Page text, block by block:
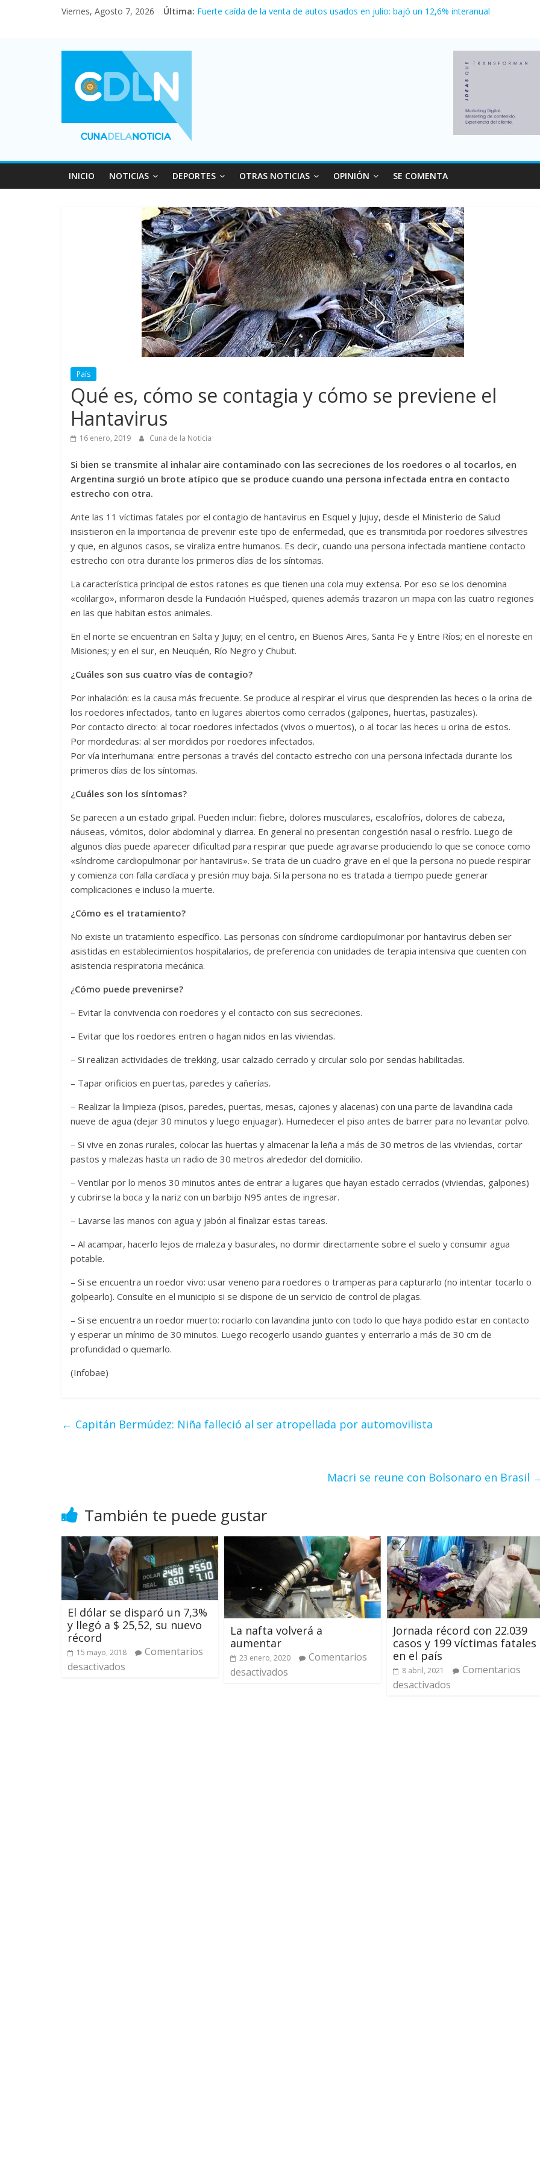
Viernes, Agosto 7, 2026 Última:
Vacaciones de invierno con más movimiento y consumo turístico: 4,6 millones de
Fuerte caída de la venta de autos usados en julio: bajó un 12,6% interanual
INICIO NOTICIAS DEPORTES OTRAS NOTICIAS OPINIÓN SE COMENTA
País
Qué es, cómo se contagia y cómo se previene el
Hantavirus
16 enero, 2019 Cuna de la Noticia
Si bien se transmite al inhalar aire contaminado con las secreciones de los roedores o al tocarlos, en
Argentina surgió un brote atípico que se produce cuando una persona infectada entra en contacto
estrecho con otra.
Ante las 11 víctimas fatales por el contagio de hantavirus en Esquel y Jujuy, desde el Ministerio de Salud
insistieron en la importancia de prevenir este tipo de enfermedad, que es transmitida por roedores silvestres
y que, en algunos casos, se viraliza entre humanos. Es decir, cuando una persona infectada mantiene contacto
estrecho con otra durante los primeros días de los síntomas.
La característica principal de estos ratones es que tienen una cola muy extensa. Por eso se los denomina
«colilargo», informaron desde la Fundación Huésped, quienes además trazaron un mapa con las cuatro regiones
en las que habitan estos animales.
En el norte se encuentran en Salta y Jujuy; en el centro, en Buenos Aires, Santa Fe y Entre Ríos; en el noreste en
Misiones; y en el sur, en Neuquén, Río Negro y Chubut.
¿Cuáles son sus cuatro vías de contagio?
Por inhalación: es la causa más frecuente. Se produce al respirar el virus que desprenden las heces o la orina de
los roedores infectados, tanto en lugares abiertos como cerrados (galpones, huertas, pastizales).
Por contacto directo: al tocar roedores infectados (vivos o muertos), o al tocar las heces u orina de estos.
Por mordeduras: al ser mordidos por roedores infectados.
Por vía interhumana: entre personas a través del contacto estrecho con una persona infectada durante los
primeros días de los síntomas.
¿Cuáles son los síntomas?
Se parecen a un estado gripal. Pueden incluir: fiebre, dolores musculares, escalofríos, dolores de cabeza,
náuseas, vómitos, dolor abdominal y diarrea. En general no presentan congestión nasal o resfrío. Luego de
algunos días puede aparecer dificultad para respirar que puede agravarse produciendo lo que se conoce como
«síndrome cardiopulmonar por hantavirus». Se trata de un cuadro grave en el que la persona no puede respirar
y comienza con falla cardíaca y presión muy baja. Si la persona no es tratada a tiempo puede generar
complicaciones e incluso la muerte.
¿Cómo es el tratamiento?
No existe un tratamiento específico. Las personas con síndrome cardiopulmonar por hantavirus deben ser
asistidas en establecimientos hospitalarios, de preferencia con unidades de terapia intensiva que cuenten con
asistencia respiratoria mecánica.
¿Cómo puede prevenirse?
– Evitar la convivencia con roedores y el contacto con sus secreciones.
– Evitar que los roedores entren o hagan nidos en las viviendas.
– Si realizan actividades de trekking, usar calzado cerrado y circular solo por sendas habilitadas.
– Tapar orificios en puertas, paredes y cañerías.
– Realizar la limpieza (pisos, paredes, puertas, mesas, cajones y alacenas) con una parte de lavandina cada
nueve de agua (dejar 30 minutos y luego enjuagar). Humedecer el piso antes de barrer para no levantar polvo.
– Si vive en zonas rurales, colocar las huertas y almacenar la leña a más de 30 metros de las viviendas, cortar
pastos y malezas hasta un radio de 30 metros alrededor del domicilio.
– Ventilar por lo menos 30 minutos antes de entrar a lugares que hayan estado cerrados (viviendas, galpones)
y cubrirse la boca y la nariz con un barbijo N95 antes de ingresar.
– Lavarse las manos con agua y jabón al finalizar estas tareas.
– Al acampar, hacerlo lejos de maleza y basurales, no dormir directamente sobre el suelo y consumir agua
potable.
– Si se encuentra un roedor vivo: usar veneno para roedores o tramperas para capturarlo (no intentar tocarlo o
golpearlo). Consulte en el municipio si se dispone de un servicio de control de plagas.
– Si se encuentra un roedor muerto: rociarlo con lavandina junto con todo lo que haya podido estar en contacto
y esperar un mínimo de 30 minutos. Luego recogerlo usando guantes y enterrarlo a más de 30 cm de
profundidad o quemarlo.
(Infobae)
← Capitán Bermúdez: Niña falleció al ser atropellada por automovilista
Macri se reune con Bolsonaro en Brasil
También te puede gustar
El dólar se disparó un 7,3%
y llegó a $ 25,52, su nuevo
récord
15 mayo, 2018
Comentarios
desactivados
La nafta volverá a
aumentar
23 enero, 2020
Comentarios
desactivados
Jornada récord con 22.039
casos y 199 víctimas fatales
en el país
8 abril, 2021
Comentarios
desactivados